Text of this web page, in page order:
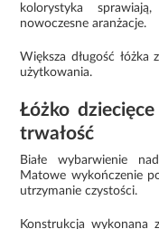
kolorystyka
nowoczesne aranżacje.
Większa długość
użytkowania.
Łóżko
trwałość
Białe wybarwienie
Matowe wykończenie
utrzymanie czystości.
Konstrukcja wykonana